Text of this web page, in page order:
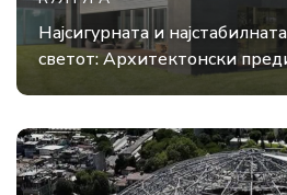
Најсигурната и
светот: Архитектонски